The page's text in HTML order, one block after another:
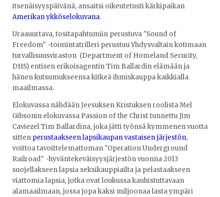
itsenäisyyspäivänä, ansaitsi oikeutetusti kärkipaikan
Amerikan ykköselokuvana.
Uraauurtava, tositapahtumiin perustuva "Sound of
Freedom" -toimintatrilleri perustuu Yhdysvaltain kotimaan
turvallisuusviraston (Department of Homeland Security,
DHS) entisen erikoisagentin Tim Ballardin elämään ja
hänen kutsumukseensa kitkeä ihmiskauppa kaikkialla
maailmassa.
Elokuvassa nähdään Jeesuksen Kristuksen roolista Mel
Gibsonin elokuvassa Passion of the Christ tunnettu Jim
Caviezel Tim Ballardina, joka jätti työnsä kymmenen vuotta
sitten perustaakseen lapsikaupan vastaisen järjestön,
voittoa tavoittelemattoman "Operation Underground
Railroad" -hyväntekeväisyysjärjestön vuonna 2013
suojellakseen lapsia seksikauppiailta ja pelastaakseen
viattomia lapsia, jotka ovat loukussa kauhistuttavaan
alamaailmaan, jossa jopa kaksi miljoonaa lasta ympäri